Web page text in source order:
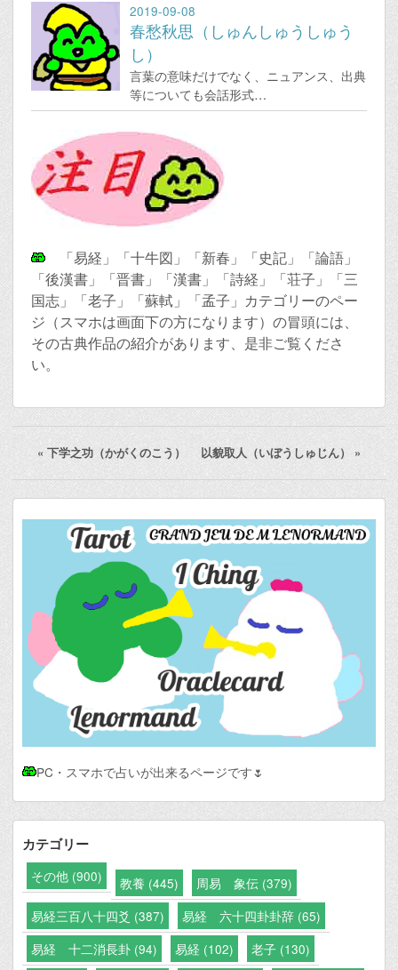
2019-09-08
春愁秋思（しゅんしゅうしゅう
し）
言葉の意味だけでなく、ニュアンス、出典
等についても会話形式…
「易経」「十牛図」「新春」「史記」「論語」
「後漢書」「晋書」「漢書」「詩経」「荘子」「三
国志」「老子」「蘇軾」「孟子」カテゴリーのペー
ジ（スマホは画面下の方になります）の冒頭には、
その古典作品の紹介があります、是非ご覧くださ
い。
«下学之功（かがくのこう） 以貌取人（いぼうしゅじん） »
PC・スマホで占いが出来るページです🌷
カテゴリー
その他 (900) 教養 (445)
周易 象伝 (379)
易経三百八十四爻 (387)
易経 六十四卦卦辞 (65)
易経 十二消長卦 (94)
易経 (102) 老子 (130)